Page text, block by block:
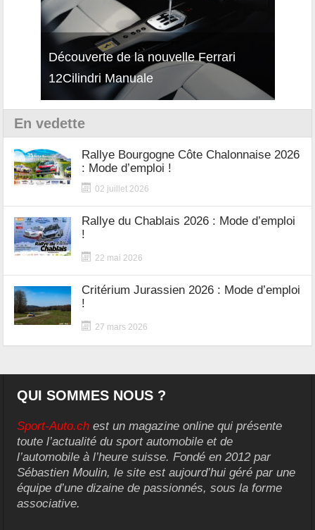
Découverte de la nouvelle Ferrari
12Cilindri Manuale
En vedette
Rallye Bourgogne Côte Chalonnaise 2026
: Mode d’emploi !
02 juillet 2026
Rallye du Chablais 2026 : Mode d’emploi
!
22 mai 2026
Critérium Jurassien 2026 : Mode d’emploi
!
27 mars 2026
QUI SOMMES NOUS ?
Sport-Auto.ch est un magazine online qui présente
toute l’actualité du sport automobile et de
l’automobile à l’heure suisse. Fondé en 2012 par
Sébastien Moulin, le site est aujourd’hui géré par une
équipe d’une dizaine de passionnés, sous la forme
associative.